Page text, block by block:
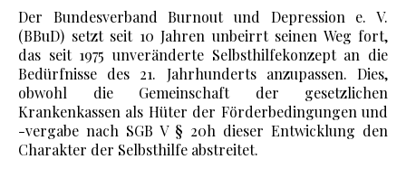
Der Bundesverband Burnout und Depression e. V.
(BBuD) setzt seit 10 Jahren unbeirrt seinen Weg fort,
das seit 1975 unveränderte Selbsthilfekonzept an die
Bedürfnisse des 21. Jahrhunderts anzupassen. Dies,
obwohl die Gemeinschaft der gesetzlichen
Krankenkassen als Hüter der Förderbedingungen und
-vergabe nach SGB V § 20h dieser Entwicklung den
Charakter der Selbsthilfe abstreitet.